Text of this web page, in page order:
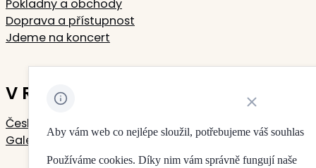
Pokladny a obchody
Doprava a přístupnost
Jdeme na koncert
V Rudolfinu sídlí
Česká filharmonie
Galerie Rudolfinum
Aby vám web co nejlépe sloužil, potřebujeme váš souhlas
Používáme cookies. Díky nim vám správně fungují naše
Zavřít oznámení